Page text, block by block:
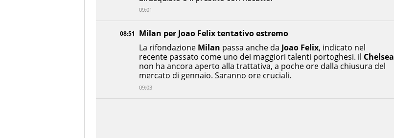
08:51
Milan per Joao Felix tentativo estremo
La rifondazione Milan passa anche da Joao Felix, indicato nel
recente passato come uno dei maggiori talenti portoghesi. il Chelsea
non ha ancora aperto alla trattativa, a poche ore dalla chiusura del
mercato di gennaio. Saranno ore cruciali.
09:03
09:01